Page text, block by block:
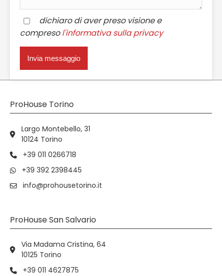
dichiaro di aver preso visione e
compresol'informativa sulla privacy
ProHouse Torino
Largo Montebello, 31
10124 Torino
+39 011 0266718
+39 392 2398445
info@prohousetorino.it
ProHouse San Salvario
Via Madama Cristina, 64
10125 Torino
+39 011 4627875